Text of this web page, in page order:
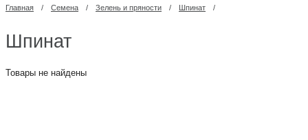
Главная / Семена / Зелень и пряности / Шпинат /
Шпинат
Товары не найдены